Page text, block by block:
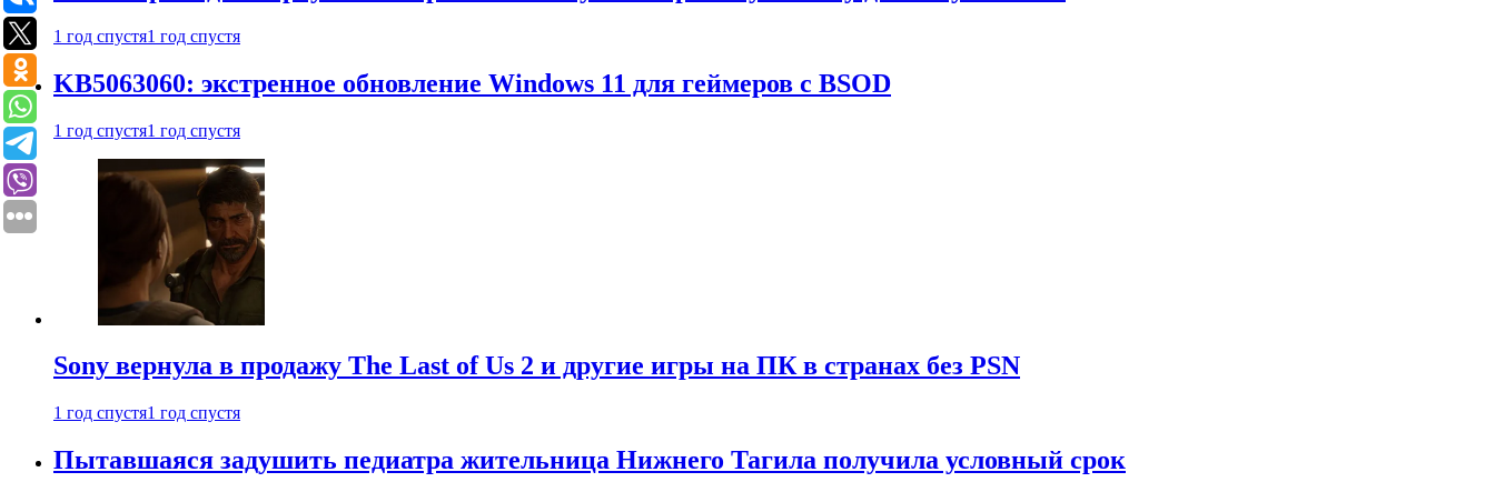
1 год спустя1 год спустя
KB5063060: экстренное обновление Windows 11 для геймеров с BSOD
1 год спустя1 год спустя
Sony вернула в продажу The Last of Us 2 и другие игры на ПК в странах без PSN
1 год спустя1 год спустя
Пытавшаяся задушить педиатра жительница Нижнего Тагила получила условный срок